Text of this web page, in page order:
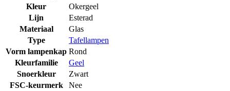
Kleur
Okergeel
Lijn
Esterad
Materiaal
Glas
Type
Tafellampen
Vorm lampenkap Rond
Kleurfamilie
Geel
Snoerkleur
Zwart
FSC-keurmerk
Nee